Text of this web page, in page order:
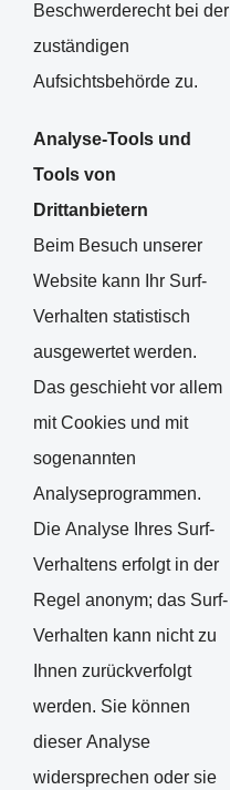
Beschwerderecht bei der
zuständigen
Aufsichtsbehörde zu.
Analyse-Tools und
Tools von
Drittanbietern
Beim Besuch unserer
Website kann Ihr Surf-
Verhalten statistisch
ausgewertet werden.
Das geschieht vor allem
mit Cookies und mit
sogenannten
Analyseprogrammen.
Die Analyse Ihres Surf-
Verhaltens erfolgt in der
Regel anonym; das Surf-
Verhalten kann nicht zu
Ihnen zurückverfolgt
werden. Sie können
dieser Analyse
widersprechen oder sie